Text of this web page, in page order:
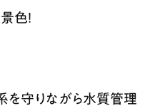
色！
を守りながら水質管理